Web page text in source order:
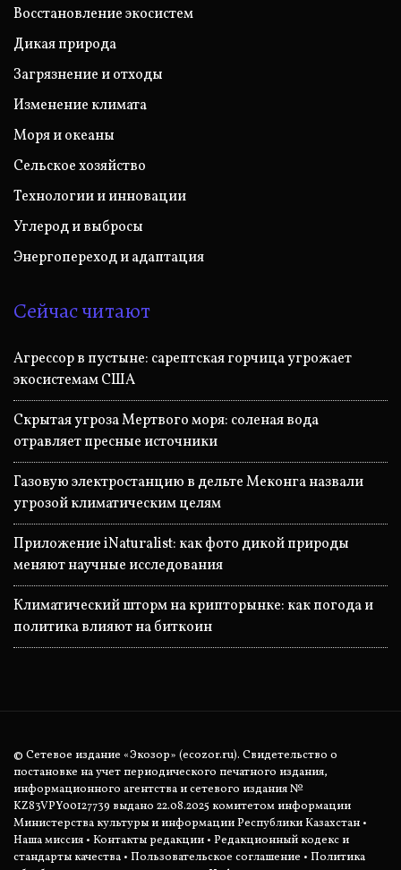
Восстановление экосистем
Дикая природа
Загрязнение и отходы
Изменение климата
Моря и океаны
Сельское хозяйство
Технологии и инновации
Углерод и выбросы
Энергопереход и адаптация
Сейчас читают
Агрессор в пустыне: сарептская горчица угрожает
экосистемам США
Скрытая угроза Мертвого моря: соленая вода
отравляет пресные источники
Газовую электростанцию в дельте Меконга назвали
угрозой климатическим целям
Приложение iNaturalist: как фото дикой природы
меняют научные исследования
Климатический шторм на крипторынке: как погода и
политика влияют на биткоин
© Сетевое издание «Экозор» (ecozor.ru). Свидетельство о
постановке на учет периодического печатного издания,
информационного агентства и сетевого издания №
KZ83VPY00127739 выдано 22.08.2025 комитетом информации
Министерства культуры и информации Республики Казахстан •
Наша миссия • Контакты редакции • Редакционный кодекс и
стандарты качества • Пользовательское соглашение • Политика